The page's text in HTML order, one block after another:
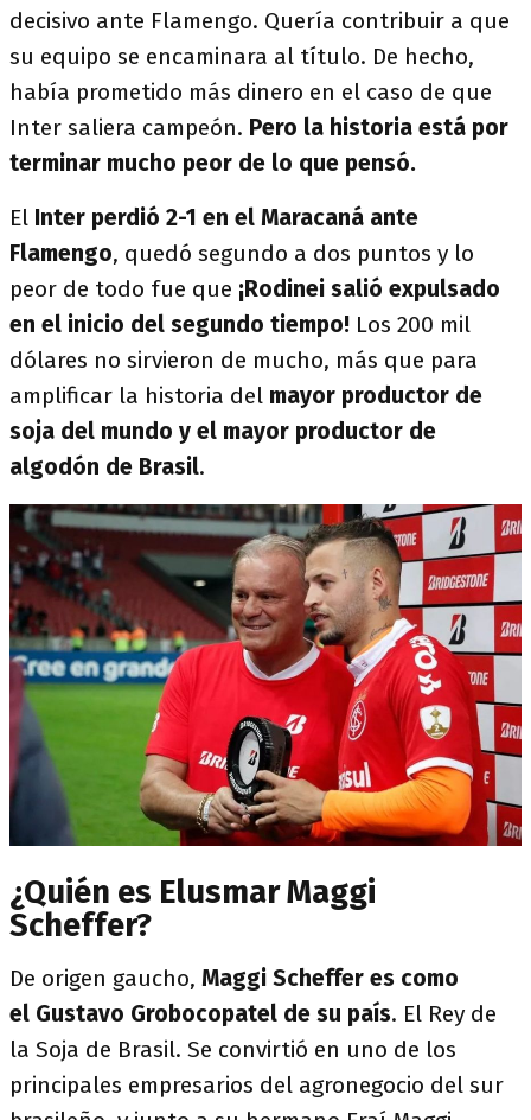
decisivo ante Flamengo. Quería contribuir a que
su equipo se encaminara al título. De hecho,
había prometido más dinero en el caso de que
Inter saliera campeón. Pero la historia está por
terminar mucho peor de lo que pensó.
El Inter perdió 2-1 en el Maracaná ante
Flamengo, quedó segundo a dos puntos y lo
peor de todo fue que ¡Rodinei salió expulsado
en el inicio del segundo tiempo! Los 200 mil
dólares no sirvieron de mucho, más que para
amplificar la historia del mayor productor de
soja del mundo y el mayor productor de
algodón de Brasil.
¿Quién es Elusmar Maggi
Scheffer?
De origen gaucho, Maggi Scheffer es como
el Gustavo Grobocopatel de su país. El Rey de
la Soja de Brasil. Se convirtió en uno de los
principales empresarios del agronegocio del sur